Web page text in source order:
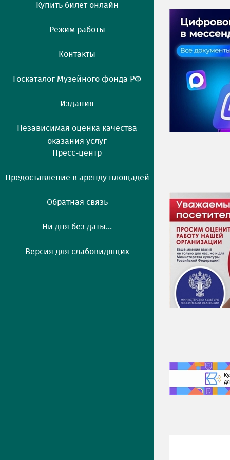
Купить билет онлайн
Режим работы
Контакты
Госкаталог Музейного фонда РФ
Издания
Независимая оценка качества
оказания услуг
Пресс-центр
Предоставление в аренду площадей
Обратная связь
Ни дня без даты...
Версия для слабовидящих